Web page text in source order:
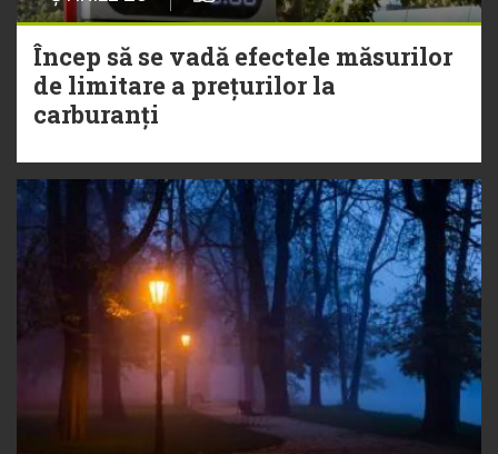
Încep să se vadă efectele măsurilor
de limitare a prețurilor la
carburanți